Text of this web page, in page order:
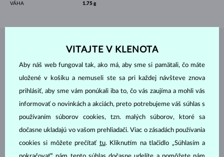
VÁHA 1.75 g
ŠPERKY ZATELIÉRU KLENOTA
VITAJTE V KLENOTA
Aby náš web fungoval tak, ako má, aby sme si pamätali, čo máte
uložené v košíku a nemuseli ste sa pri každej návšteve znova
prihlásiť, aby sme vám ponúkali iba to, čo vás zaujíma a mohli vás
informovať o novinkách a akciách, preto potrebujeme váš súhlas s
používaním súborov cookies, tzn. malých súborov, ktoré sa
dočasne ukladajú vo vašom prehliadači. Viac o zásadách používania
cookies si môžete prečítať tu. Kliknutím na tlačidlo „Súhlasím a